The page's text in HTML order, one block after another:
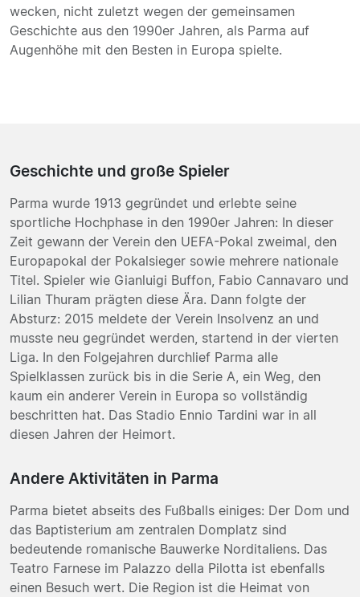
wecken, nicht zuletzt wegen der gemeinsamen
Geschichte aus den 1990er Jahren, als Parma auf
Augenhöhe mit den Besten in Europa spielte.
Geschichte und große Spieler
Parma wurde 1913 gegründet und erlebte seine
sportliche Hochphase in den 1990er Jahren: In dieser
Zeit gewann der Verein den UEFA-Pokal zweimal, den
Europapokal der Pokalsieger sowie mehrere nationale
Titel. Spieler wie Gianluigi Buffon, Fabio Cannavaro und
Lilian Thuram prägten diese Ära. Dann folgte der
Absturz: 2015 meldete der Verein Insolvenz an und
musste neu gegründet werden, startend in der vierten
Liga. In den Folgejahren durchlief Parma alle
Spielklassen zurück bis in die Serie A, ein Weg, den
kaum ein anderer Verein in Europa so vollständig
beschritten hat. Das Stadio Ennio Tardini war in all
diesen Jahren der Heimort.
Andere Aktivitäten in Parma
Parma bietet abseits des Fußballs einiges: Der Dom und
das Baptisterium am zentralen Domplatz sind
bedeutende romanische Bauwerke Norditaliens. Das
Teatro Farnese im Palazzo della Pilotta ist ebenfalls
einen Besuch wert. Die Region ist die Heimat von